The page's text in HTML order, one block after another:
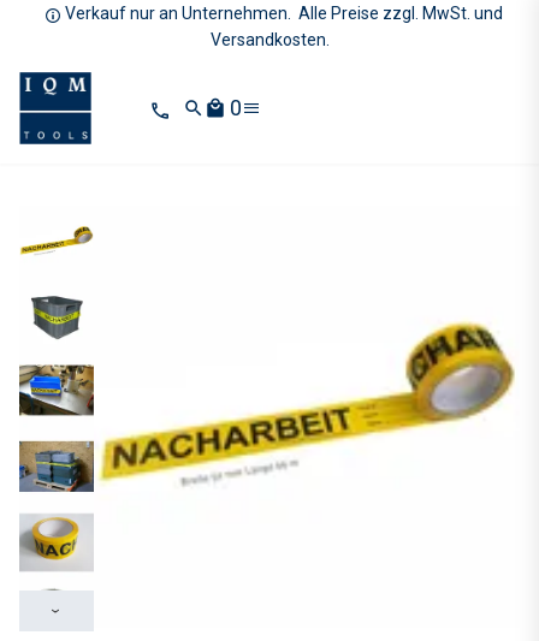
Verkauf nur an Unternehmen. Alle Preise zzgl. MwSt. und
Versandkosten.
search local_mall 0
›